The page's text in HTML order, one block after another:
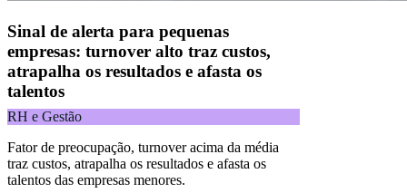
Sinal de alerta para pequenas
empresas: turnover alto traz custos,
atrapalha os resultados e afasta os
talentos
RH e Gestão
Fator de preocupação, turnover acima da média
traz custos, atrapalha os resultados e afasta os
talentos das empresas menores.